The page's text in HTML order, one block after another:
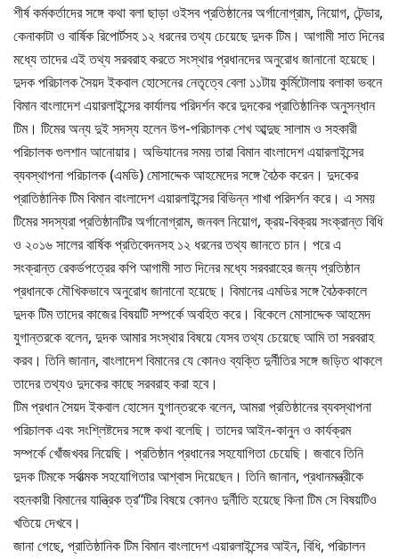
শীর্ষ কর্মকর্তাদের সঙ্গে কথা বলা ছাড়া ওইসব প্রতিষ্ঠানের অর্গানোগ্রাম, নিয়োগ, টেন্ডার,
কেনাকাটা ও বার্ষিক রিপোর্টসহ ১২ ধরনের তথ্য চেয়েছে দুদক টিম। আগামী সাত দিনের
মধ্যে তাদের এই তথ্য সরবরাহ করতে সংস্থার প্রধানদের অনুরোধ জানানো হয়েছে।
দুদক পরিচালক সৈয়দ ইকবাল হোসেনের নেতৃত্বে বেলা ১১টায় কুর্মিটোলায় বলাকা ভবনে
বিমান বাংলাদেশ এয়ারলাইন্সের কার্যালয় পরিদর্শন করে দুদকের প্রাতিষ্ঠানিক অনুসন্ধান
টিম। টিমের অন্য দুই সদস্য হলেন উপ-পরিচালক শেখ আব্দুছ সালাম ও সহকারী
পরিচালক গুলশান আনোয়ার। অভিযানের সময় তারা বিমান বাংলাদেশ এয়ারলাইন্সের
ব্যবস্থাপনা পরিচালক (এমডি) মোসাদ্দেক আহমেদের সঙ্গে বৈঠক করেন। দুদকের
প্রাতিষ্ঠানিক টিম বিমান বাংলাদেশ এয়ারলাইন্সের বিভিন্ন শাখা পরিদর্শন করে। এ সময়
টিমের সদস্যরা প্রতিষ্ঠানটির অর্গানোগ্রাম, জনবল নিয়োগ, ক্রয়-বিক্রয় সংক্রান্ত বিধি
ও ২০১৬ সালের বার্ষিক প্রতিবেদনসহ ১২ ধরনের তথ্য জানতে চান। পরে এ
সংক্রান্ত রেকর্ডপত্রের কপি আগামী সাত দিনের মধ্যে সরবরাহের জন্য প্রতিষ্ঠান
প্রধানকে মৌখিকভাবে অনুরোধ জানানো হয়েছে। বিমানের এমডির সঙ্গে বৈঠককালে
দুদক টিম তাদের কাজের বিষয়টি সম্পর্কে অবহিত করে। বিকেলে মোসাদ্দেক আহমেদ
যুগান্তরকে বলেন, দুদক আমার সংস্থার বিষয়ে যেসব তথ্য চেয়েছে আমি তা সরবরাহ
করব। তিনি জানান, বাংলাদেশ বিমানের যে কোনও ব্যক্তি দুর্নীতির সঙ্গে জড়িত থাকলে
তাদের তথ্যও দুদকের কাছে সরবরাহ করা হবে।
টিম প্রধান সৈয়দ ইকবাল হোসেন যুগান্তরকে বলেন, আমরা প্রতিষ্ঠানের ব্যবস্থাপনা
পরিচালক এবং সংশ্লিষ্টদের সঙ্গে কথা বলেছি। তাদের আইন-কানুন ও কার্যক্রম
সম্পর্কে খোঁজখবর নিয়েছি। প্রতিষ্ঠান প্রধানের সহযোগিতা চেয়েছি। জবাবে তিনি
দুদক টিমকে সর্বাত্মক সহযোগিতার আশ্বাস দিয়েছেন। তিনি জানান, প্রধানমন্ত্রীকে
বহনকারী বিমানের যান্ত্রিক ত্র“টির বিষয়ে কোনও দুর্নীতি হয়েছে কিনা টিম সে বিষয়টিও
খতিয়ে দেখবে।
জানা গেছে, প্রাতিষ্ঠানিক টিম বিমান বাংলাদেশ এয়ারলাইন্সের আইন, বিধি, পরিচালন